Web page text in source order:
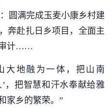
满完成玉麦小康乡村建
奔赴扎日乡项目，全面主
审计……
融为一体，把山南
’，把智慧和汗水奉献给雅
家乡的繁荣。”